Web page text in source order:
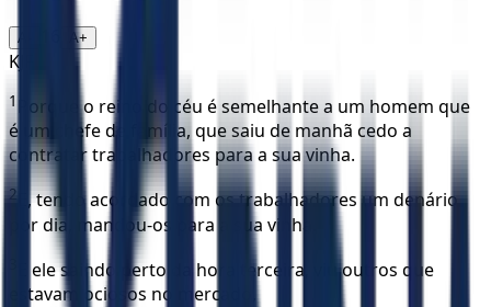
A- A+
KJF
1
Porque o reino do céu é semelhante a um homem que
é um chefe de família, que saiu de manhã cedo a
contratar trabalhadores para a sua vinha.
2 E, tendo acordado com os trabalhadores um denário
por dia, mandou-os para a sua vinha.
E ele saindo perto da hora terceira, viu outros que
estavam ociosos no mercado,